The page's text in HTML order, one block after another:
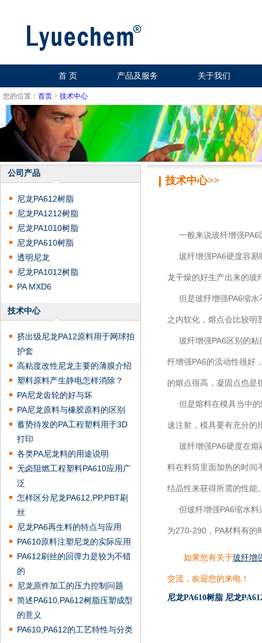
首 页 产品及服务 关于我们
您的位置： 首页 > 技术中心
公司产品
尼龙PA612树脂
尼龙PA1212树脂
尼龙PA1010树脂
尼龙PA610树脂
透明尼龙
尼龙PA1012树脂
PA MXD6
技术中心
挤出级尼龙PA12原料用于网球拍
护套
高粘度改性尼龙主要的薄膜介绍
塑料原料产生静电怎样消除？
PA尼龙齿轮的好与坏
PA尼龙原料与橡胶原料的区别
蓄势待发的PA工程塑料用于3D
打印
各类PA尼龙料的用途说明
无卤阻燃工程塑料PA610应用广
泛
怎样区分尼龙PA612,PP,PBT刷
丝
尼龙PA6再生料的特点与应用
PA610原料注塑尼龙的实际应用
PA612刷丝的回弹力是较为不错
的
尼龙原件加工的压力控制问题
简述PA610,PA612树脂压塑成型
的意义
PA610,PA612的工艺特性与分类
技术中心>>
一般来说玻纤增强PA6
玻纤增强PA6硬度容易
龙干燥的好生产出来的玻
但是玻纤增强PA6缩水
之内软化，熔点会比较明
玻纤增强PA6区别的粘
纤增强PA6的流动性很好
的熔点很高，凝固点也是
但是熔料在模具当中的
速注射，模具要有充分的
玻纤增强PA6硬度在熔
料在料筒里面加热的时间
结晶性来获得所需的性能
但玻纤增强PA6缩水料
为270-290，PA材料有的
如果您有关于玻纤增
交流，欢迎您的来电！
尼龙PA610树脂 尼龙